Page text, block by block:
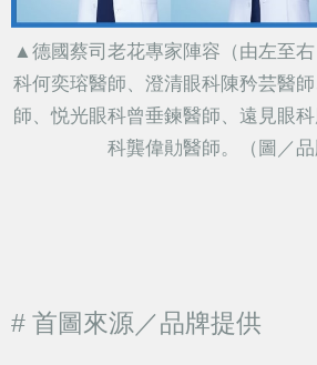
▲德國蔡司老花專家陣容（由左至
科何奕瑢醫師、澄清眼科陳矜芸醫
師、悦光眼科曾垂鍊醫師、遠見眼
科龔偉勛醫師。（圖／品
# 首圖來源／品牌提供